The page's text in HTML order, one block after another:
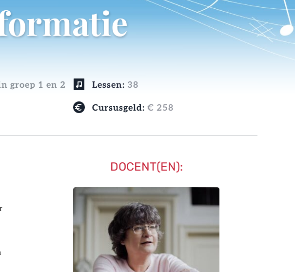
groep 1 en 2 Lessen: 38
Cursusgeld: € 258
DOCENT(EN):